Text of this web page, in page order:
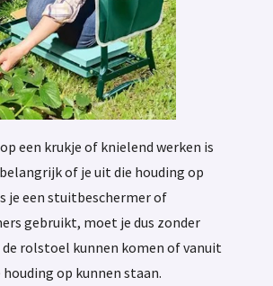
een krukje of knielend werken is
of je uit die houding op
je een stuitbeschermer of
gebruikt, moet je dus zonder
rolstoel kunnen komen of vanuit
op kunnen staan.